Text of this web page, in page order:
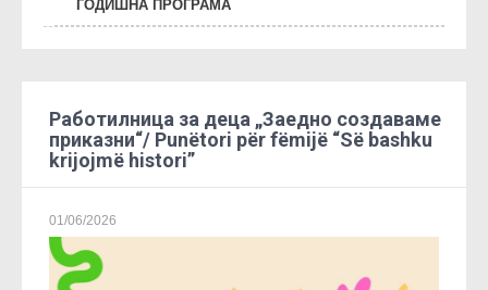
ГОДИШНА ПРОГРАМА
Работилница за деца „Заедно создаваме
приказни“/ Punëtori për fëmijë “Së bashku
krijojmë histori”
01/06/2026